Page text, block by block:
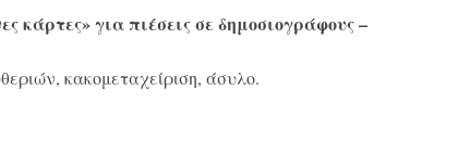
κάρτες» για πιέσεις σε δημοσιογράφους –
κακομεταχείριση, άσυλο.